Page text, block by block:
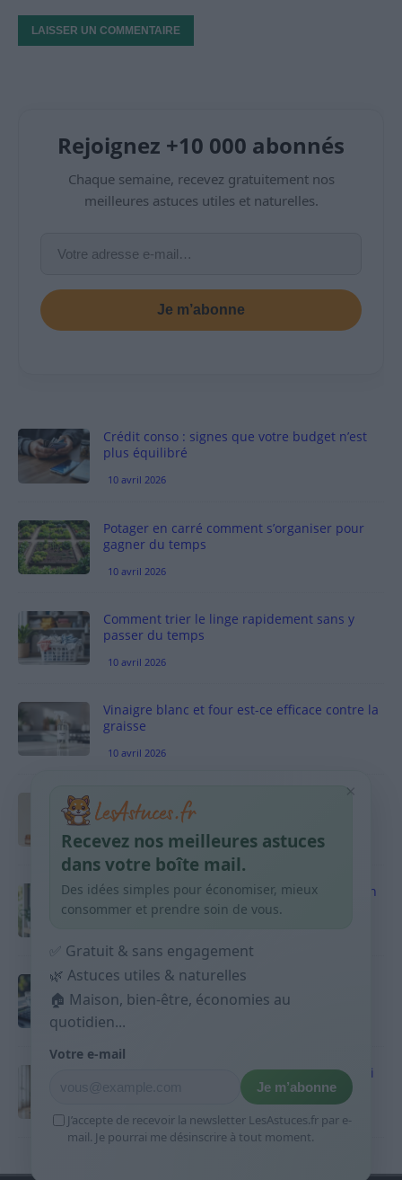
Rejoignez +10 000 abonnés
Chaque semaine, recevez gratuitement nos
meilleures astuces utiles et naturelles.
Je m’abonne
Crédit conso : signes que votre budget n’est
plus équilibré
10 avril 2026
Potager en carré comment s’organiser pour
gagner du temps
10 avril 2026
Comment trier le linge rapidement sans y
passer du temps
10 avril 2026
Vinaigre blanc et four est-ce efficace contre la
graisse
10 avril 2026
Taches pigmentaires : routine simple +
habitudes qui aident
9 avril 2026
Produits ménagers : comment économiser en
courses sans acheter 10 sprays
Budget mensuel : méthode rapide pour
répartir son salaire dès le jour de paie
9 avril 2026
Sport 10 minutes par jour est-ce utile et quoi
9 avril 2026
×
Recevez nos meilleures astuces
dans votre boîte mail.
Des idées simples pour économiser, mieux
consommer et prendre soin de vous.
✅ Gratuit & sans engagement
🌿 Astuces utiles & naturelles
🏠 Maison, bien-être, économies au
quotidien...
Votre e-mail
Je m’abonne
J’accepte de recevoir la newsletter LesAstuces.fr par e-
mail. Je pourrai me désinscrire à tout moment.